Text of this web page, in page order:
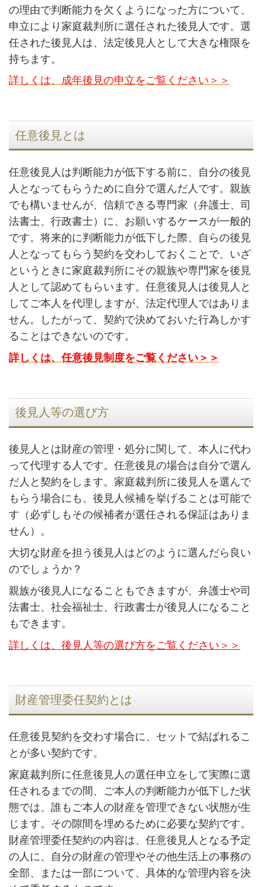
の理由で判断能力を欠くようになった方について、
申立により家庭裁判所に選任された後見人です。選
任された後見人は、法定後見人として大きな権限を
持ちます。
詳しくは、成年後見の申立をご覧ください＞＞
任意後見とは
任意後見人は判断能力が低下する前に、自分の後見
人となってもらうために自分で選んだ人です。親族
でも構いませんが、信頼できる専門家（弁護士、司
法書士、行政書士）に、お願いするケースが一般的
です。将来的に判断能力が低下した際、自らの後見
人となってもらう契約を交わしておくことで、いざ
というときに家庭裁判所にその親族や専門家を後見
人として認めてもらいます。任意後見人は後見人と
してご本人を代理しますが、法定代理人ではありま
せん。したがって、契約で決めておいた行為しかす
ることはできないのです。
詳しくは、任意後見制度をご覧ください＞＞
後見人等の選び方
後見人とは財産の管理・処分に関して、本人に代わ
って代理する人です。任意後見の場合は自分で選ん
だ人と契約をします。家庭裁判所に後見人を選んで
もらう場合にも、後見人候補を挙げることは可能で
す（必ずしもその候補者が選任される保証はありま
せん）。
大切な財産を担う後見人はどのように選んだら良い
のでしょうか？
親族が後見人になることもできますが、弁護士や司
法書士、社会福祉士、行政書士が後見人になること
もできます。
詳しくは、後見人等の選び方をご覧ください＞＞
財産管理委任契約とは
任意後見契約を交わす場合に、セットで結ばれるこ
とが多い契約です。
家庭裁判所に任意後見人の選任申立をして実際に選
任されるまでの間、ご本人の判断能力が低下した状
態では、誰もご本人の財産を管理できない状態が生
じます。その隙間を埋めるために必要な契約です。
財産管理委任契約の内容は、任意後見人となる予定
の人に、自分の財産の管理やその他生活上の事務の
全部、または一部について、具体的な管理内容を決